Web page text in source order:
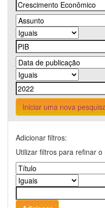
Iniciar uma nova
Adicionar filtros:
Utilizar filtros para refinar